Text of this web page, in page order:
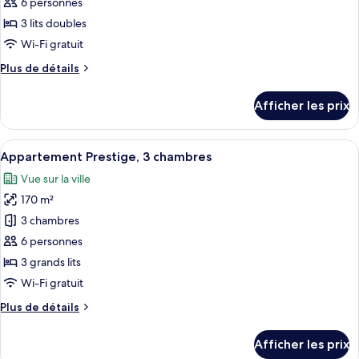
type
de
chambre :
Appartement
Plusieurs
lits
3 lits doubles
Wi-Fi gratuit
Plus de détails
Plus
Appartement
Penthouse
exécutif,
Plusieurs
lits
Afficher les prix
Afficher
toutes
les
photos
pour
ce
type
de
chambre :
Appartement
Une chambre d’hôtel moderne
7
Appartement Prestige, 3 chambres
Vue sur la ville
170 m²
3 chambres
6 personnes
3 grands lits
Wi-Fi gratuit
Plus de détails
Plus
Afficher les prix